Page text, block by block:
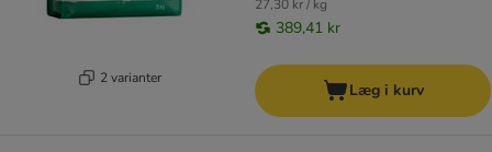
2 varianter
27,30 kr / kg
389,41 kr
Læg i kurv